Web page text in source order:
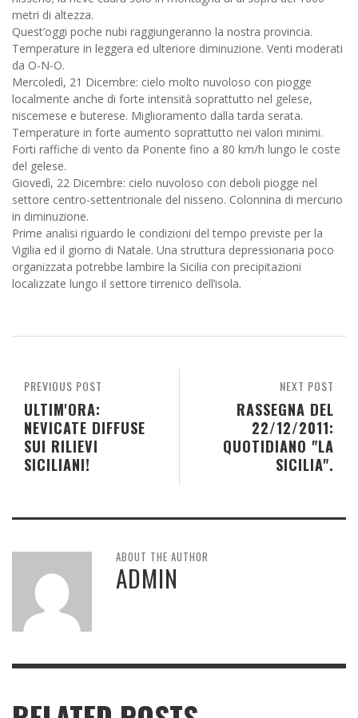
metri di altezza.
Quest’oggi poche nubi raggiungeranno la nostra provincia.
Temperature in leggera ed ulteriore diminuzione. Venti moderati
da O-N-O.
Mercoledì, 21 Dicembre: cielo molto nuvoloso con piogge
localmente anche di forte intensità soprattutto nel gelese,
niscemese e buterese. Miglioramento dalla tarda serata.
Temperature in forte aumento soprattutto nei valori minimi.
Forti raffiche di vento da Ponente fino a 80 km/h lungo le coste
del gelese.
Giovedì, 22 Dicembre: cielo nuvoloso con deboli piogge nel
settore centro-settentrionale del nisseno. Colonnina di mercurio
in diminuzione.
Prime analisi riguardo le condizioni del tempo previste per la
Vigilia ed il giorno di Natale. Una struttura depressionaria poco
organizzata potrebbe lambire la Sicilia con precipitazioni
localizzate lungo il settore tirrenico dell’isola.
NEXT POST
RASSEGNA DEL
22/12/2011:
QUOTIDIANO "LA
SICILIA".
PREVIOUS POST
ULTIM'ORA:
NEVICATE DIFFUSE
SUI RILIEVI
SICILIANI!
ABOUT THE AUTHOR
ADMIN